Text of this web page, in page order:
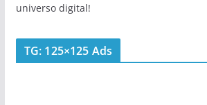
universo digital!
TG: 125×125 Ads